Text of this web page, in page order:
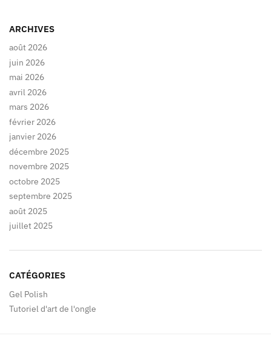
ARCHIVES
août 2026
juin 2026
mai 2026
avril 2026
mars 2026
février 2026
janvier 2026
décembre 2025
novembre 2025
octobre 2025
septembre 2025
août 2025
juillet 2025
CATÉGORIES
Gel Polish
Tutoriel d'art de l'ongle